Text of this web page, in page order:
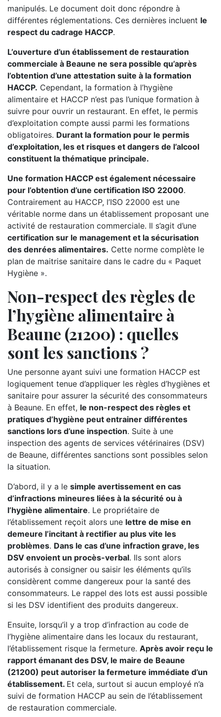
manipulés. Le document doit donc répondre à
différentes réglementations. Ces dernières incluent le
respect du cadrage HACCP.
L’ouverture d’un établissement de restauration
commerciale à Beaune ne sera possible qu’après
l’obtention d’une attestation suite à la formation
HACCP. Cependant, la formation à l’hygiène
alimentaire et HACCP n’est pas l’unique formation à
suivre pour ouvrir un restaurant. En effet, le permis
d’exploitation compte aussi parmi les formations
obligatoires. Durant la formation pour le permis
d’exploitation, les et risques et dangers de l’alcool
constituent la thématique principale.
Une formation HACCP est également nécessaire
pour l’obtention d’une certification ISO 22000.
Contrairement au HACCP, l’ISO 22000 est une
véritable norme dans un établissement proposant une
activité de restauration commerciale. Il s’agit d’une
certification sur le management et la sécurisation
des denrées alimentaires. Cette norme complète le
plan de maitrise sanitaire dans le cadre du « Paquet
Hygiène ».
Non-respect des règles de
l’hygiène alimentaire à
Beaune (21200) : quelles
sont les sanctions ?
Une personne ayant suivi une formation HACCP est
logiquement tenue d’appliquer les règles d’hygiènes et
sanitaire pour assurer la sécurité des consommateurs
à Beaune. En effet, le non-respect des règles et
pratiques d’hygiène peut entrainer différentes
sanctions lors d’une inspection. Suite à une
inspection des agents de services vétérinaires (DSV)
de Beaune, différentes sanctions sont possibles selon
la situation.
D’abord, il y a le simple avertissement en cas
d’infractions mineures liées à la sécurité ou à
l’hygiène alimentaire. Le propriétaire de
l’établissement reçoit alors une lettre de mise en
demeure l’incitant à rectifier au plus vite les
problèmes. Dans le cas d’une infraction grave, les
DSV envoient un procès-verbal. Ils sont alors
autorisés à consigner ou saisir les éléments qu’ils
considèrent comme dangereux pour la santé des
consommateurs. Le rappel des lots est aussi possible
si les DSV identifient des produits dangereux.
Ensuite, lorsqu’il y a trop d’infraction au code de
l’hygiène alimentaire dans les locaux du restaurant,
l’établissement risque la fermeture. Après avoir reçu le
rapport émanant des DSV, le maire de Beaune
(21200) peut autoriser la fermeture immédiate d’un
établissement. Et cela, surtout si aucun employé n’a
suivi de formation HACCP au sein de l’établissement
de restauration commerciale.